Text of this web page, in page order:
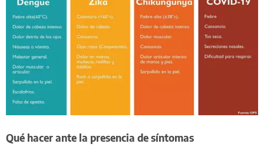
Qué hacer ante la presencia de síntomas